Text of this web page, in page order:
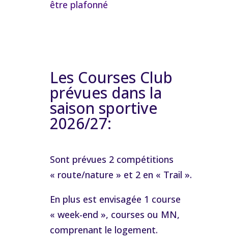
être plafonné
Les Courses Club
prévues dans la
saison sportive
2026/27:
Sont prévues 2 compétitions
« route/nature » et 2 en « Trail ».
En plus est envisagée 1 course
« week-end », courses ou MN,
comprenant le logement.